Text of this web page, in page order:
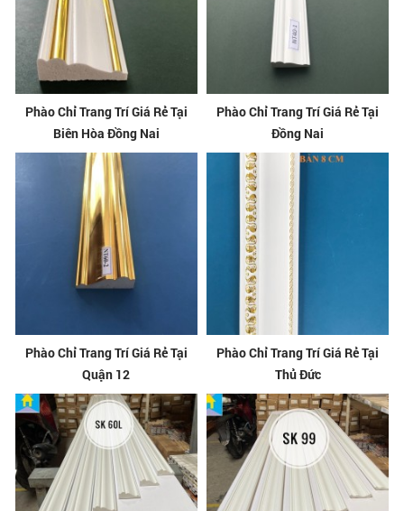
Phào Chỉ Trang Trí Giá Rẻ Tại
Biên Hòa Đồng Nai
Phào Chỉ Trang Trí Giá Rẻ Tại
Đồng Nai
Phào Chỉ Trang Trí Giá Rẻ Tại
Quận 12
Phào Chỉ Trang Trí Giá Rẻ Tại
Thủ Đức